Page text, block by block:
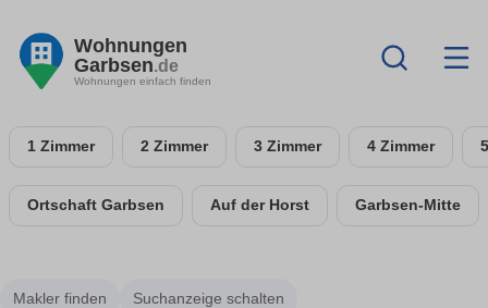
Wohnungen
Garbsen.de
Wohnungen einfach finden
1 Zimmer 2 Zimmer 3 Zimmer 4 Zimmer
Ortschaft Garbsen Auf der Horst Garbsen-Mitte
Makler finden Suchanzeige schalten